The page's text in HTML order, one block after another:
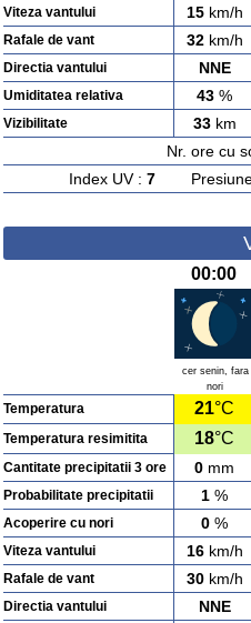
Viteza vantului 15km/h
Rafale de vant 32km/h
Directia vantului NNE
Umiditatea relativa 43 %
Vizibilitate 33km
Nr. ore cu
Index UV : 7Presiunea
00:00
cer senin, fara
nori
Temperatura 21°C
Temperatura resimitita 18°C
Cantitate precipitatii 3 ore 0 mm
Probabilitate precipitatii 1 %
Acoperire cu nori 0 %
Viteza vantului 16km/h
Rafale de vant 30km/h
Directia vantului NNE